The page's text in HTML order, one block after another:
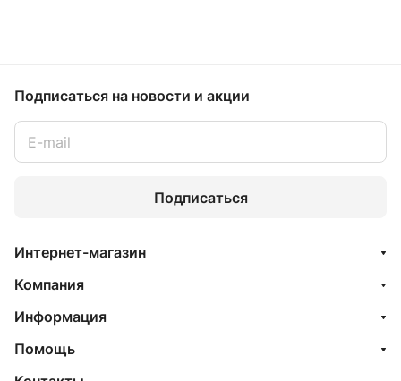
Подписаться на новости и акции
Подписаться
Интернет-магазин
Компания
Информация
Помощь